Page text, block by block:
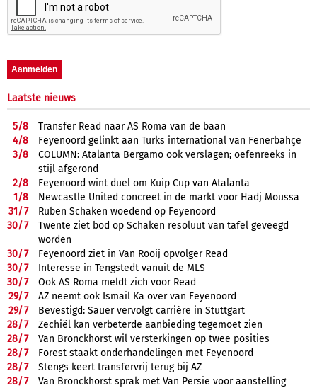
Laatste nieuws
5/8
Transfer Read naar AS Roma van de baan
4/8
Feyenoord gelinkt aan Turks international van Fenerbahçe
3/8
COLUMN: Atalanta Bergamo ook verslagen; oefenreeks in
stijl afgerond
2/8
Feyenoord wint duel om Kuip Cup van Atalanta
1/8
Newcastle United concreet in de markt voor Hadj Moussa
31/7
Ruben Schaken woedend op Feyenoord
30/7
Twente ziet bod op Schaken resoluut van tafel geveegd
worden
30/7
Feyenoord ziet in Van Rooij opvolger Read
30/7
Interesse in Tengstedt vanuit de MLS
30/7
Ook AS Roma meldt zich voor Read
29/7
AZ neemt ook Ismail Ka over van Feyenoord
29/7
Bevestigd: Sauer vervolgt carrière in Stuttgart
28/7
Zechiël kan verbeterde aanbieding tegemoet zien
28/7
Van Bronckhorst wil versterkingen op twee posities
28/7
Forest staakt onderhandelingen met Feyenoord
28/7
Stengs keert transfervrij terug bij AZ
28/7
Van Bronckhorst sprak met Van Persie voor aanstelling